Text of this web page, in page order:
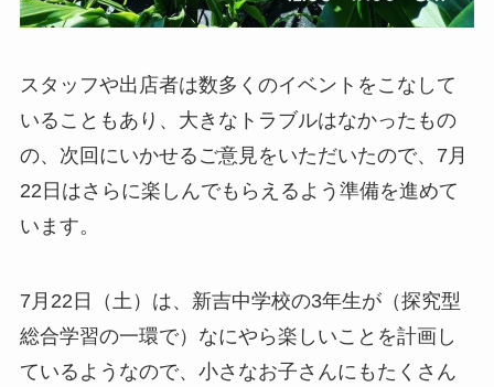
スタッフや出店者は数多くのイベントをこなして
いることもあり、大きなトラブルはなかったもの
の、次回にいかせるご意見をいただいたので、7月
22日はさらに楽しんでもらえるよう準備を進めて
います。
7月22日（土）は、新吉中学校の3年生が（探究型
総合学習の一環で）なにやら楽しいことを計画し
ているようなので、小さなお子さんにもたくさん